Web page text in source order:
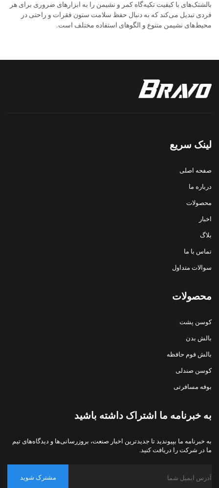
بالشتک‌های با کیفیت تکیه‌گاه کمر و نشیمن را به ابزارهای ضروری برای هر
فردی تبدیل می‌کند که به دنبال حفظ سلامت ستون فقرات و راحتی در
محیط‌های نشیمن متنوع و الگوهای استفاده مختلف است.
لینک سریع
صفحه اصلی
درباره ما
محصولات
اخبار
بلاگ
تماس با ما
سوالات متداول
محصولات
کوسن پشت
بالش بدن
بالش فوم حافظه
کوسن صندلی
بوفه مسافرتی
به خبرنامه ما اشتراک داشته باشید
به خبرنامه ما بپیوندید تا جدیدترین اخبار صنعت، بروزرسانی‌ها و دیدگاه‌های تیم
ما در شرکت را دریافت کنید.
مشترک شوید